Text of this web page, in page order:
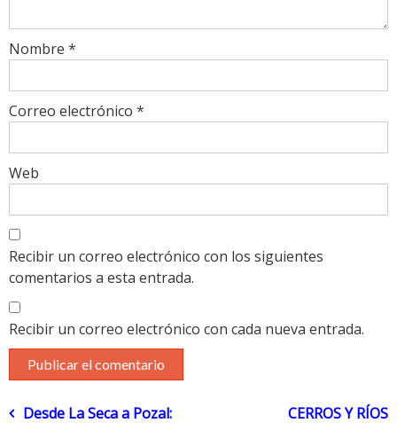
Nombre *
Correo electrónico *
Web
Recibir un correo electrónico con los siguientes
comentarios a esta entrada.
Recibir un correo electrónico con cada nueva entrada.
Desde La Seca a Pozal: CERROS Y RÍOS